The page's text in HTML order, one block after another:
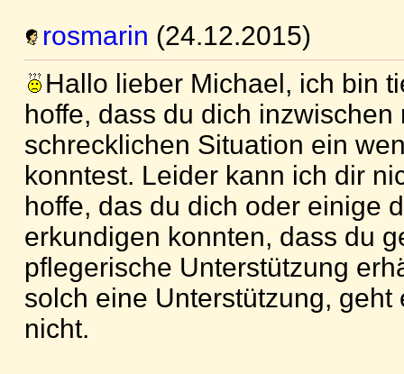
rosmarin (24.12.2015)
Hallo lieber Michael, ich bin
hoffe, dass du dich inzwischen
schrecklichen Situation ein
konntest. Leider kann ich dir
hoffe, das du dich oder einige
erkundigen konnten, dass du
pflegerische Unterstützung
solch eine Unterstützung, geht
nicht.